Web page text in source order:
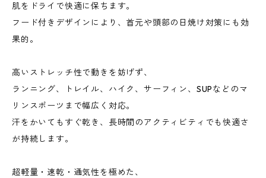
肌をドライで快適に保ちます。
フード付きデザインにより、首元や頭部の日焼け対策にも効
果的。
高いストレッチ性で動きを妨げず、
ランニング、トレイル、ハイク、サーフィン、SUPなどのマ
リンスポーツまで幅広く対応。
汗をかいてもすぐ乾き、長時間のアクティビティでも快適さ
が持続します。
超軽量・速乾・通気性を極めた、